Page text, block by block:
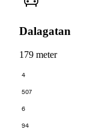
Dalagatan
179 meter
4
507
6
94